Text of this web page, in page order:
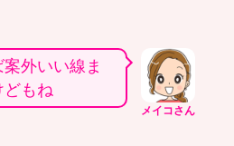
メイコさん
外いい線ま
どもね